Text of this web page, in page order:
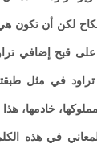
لكن أن تكون هي
قبح إضافي
تراود في مثل
خادمها، هذا
في هذه